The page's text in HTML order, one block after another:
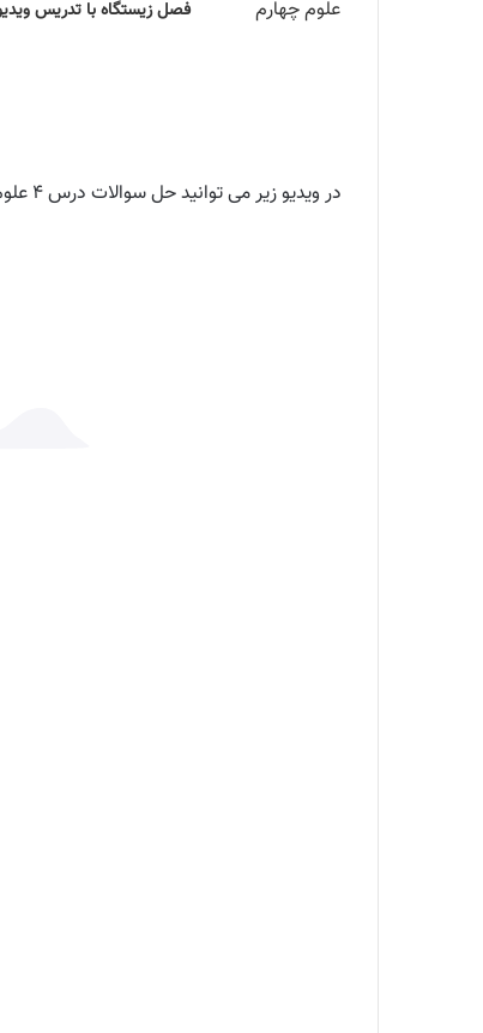
فصل زیستگاه با تدریس
در ویدیو زیر می توانید حل سوالات درس ۴ علوم چهارم دبستان را مشاهده کنید و مشکلات خود را برطرف کنید. همچنین در ادامه مقاله نیز به این سوالات پاسخ داده شده است.